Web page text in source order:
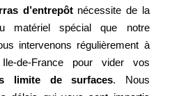
d’entrepôtnécessite de la
matériel spécial que notre
intervenons régulièrement à
de-France pour vider vos
limite de surfaces. Nous